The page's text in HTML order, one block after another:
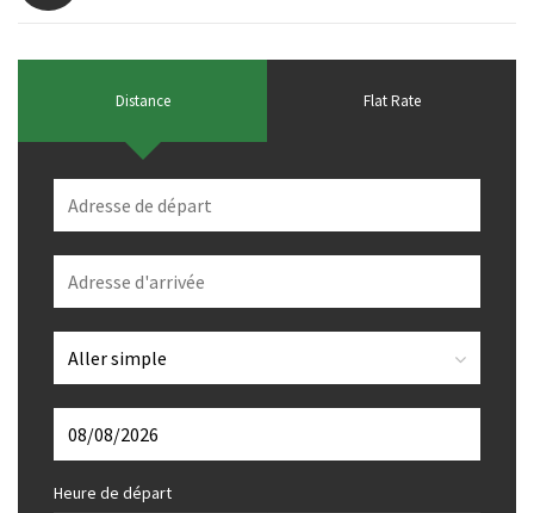
Distance Flat Rate
Heure de départ